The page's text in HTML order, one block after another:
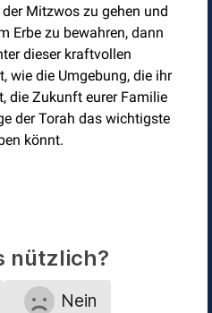
Mitzwos zu gehen und
Erbe zu bewahren, dann
dieser kraftvollen
wie die Umgebung, die ihr
die Zukunft eurer Familie
der Torah das wichtigste
könnt.
nützlich?
Nein